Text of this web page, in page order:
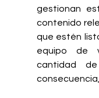
gestionan
contenido
que estén
equipo de
cantidad